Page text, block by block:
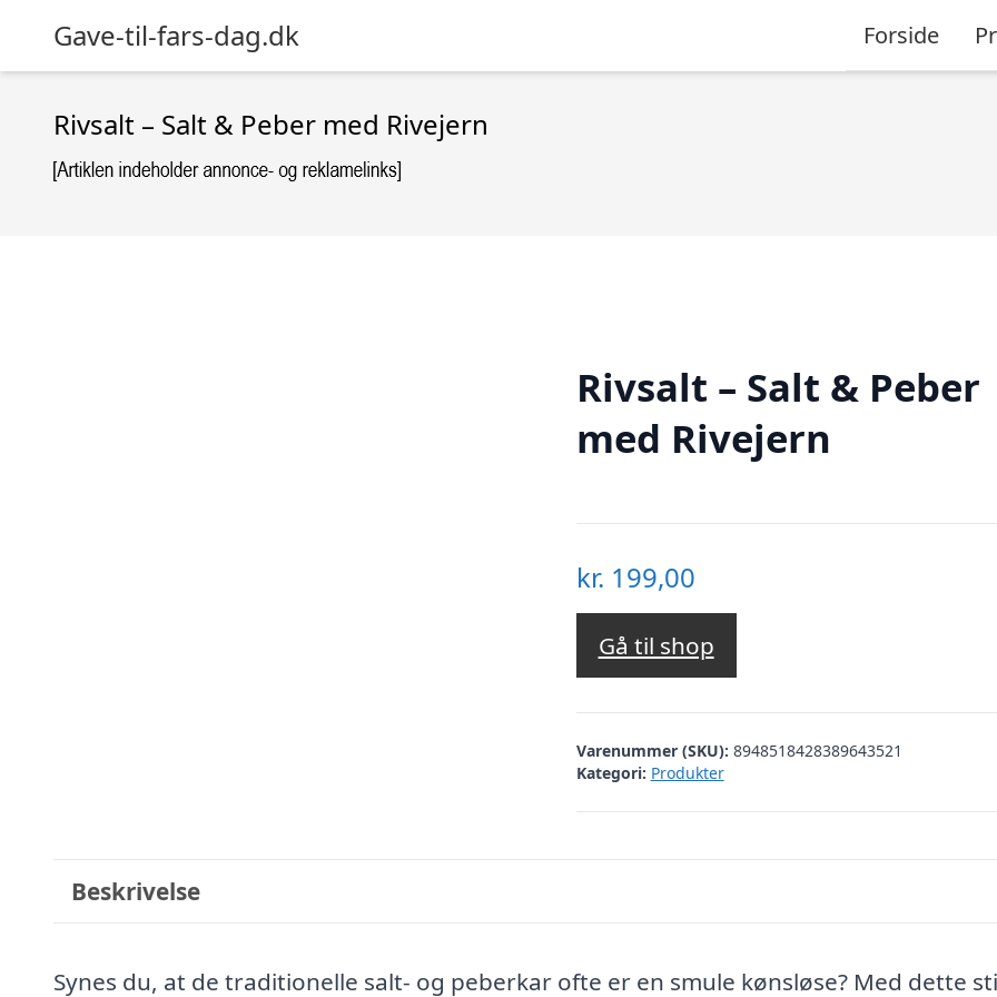
Gave-til-fars-dag.dk Forside
Rivsalt – Salt & Peber med Rivejern
Rivsalt – Salt & Peber
med Rivejern
kr. 199,00
Gå til shop
Varenummer (SKU): 8948518428389643521
Kategori: Produkter
Beskrivelse
Synes du, at de traditionelle salt- og peberkar ofte er en smule kønsløse? Med dette